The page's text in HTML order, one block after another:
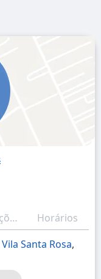
Avaliações
Horários
Vila Santa Rosa,